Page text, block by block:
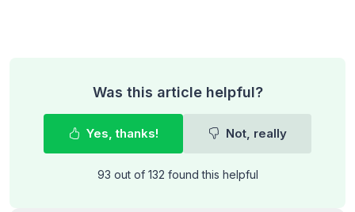
Was this article helpful?
Yes, thanks! Not, really
93 out of 132 found this helpful